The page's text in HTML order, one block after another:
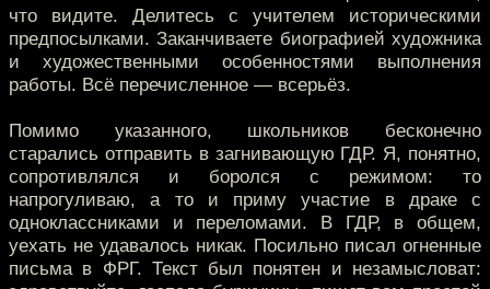
что видите. Делитесь с учителем историческими
предпосылками. Заканчиваете биографией художника
и художественными особенностями выполнения
работы. Всё перечисленное — всерьёз.
Помимо указанного, школьников бесконечно
старались отправить в загнивающую ГДР. Я, понятно,
сопротивлялся и боролся с режимом: то
напрогуливаю, а то и приму участие в драке с
одноклассниками и переломами. В ГДР, в общем,
уехать не удавалось никак. Посильно писал огненные
письма в ФРГ. Текст был понятен и незамысловат: